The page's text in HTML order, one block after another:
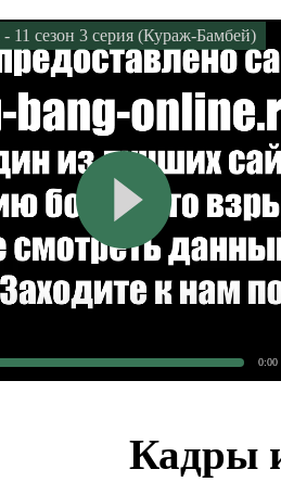
11 сезон 3 серия (Кураж-Бамбей)
0:00
Кадры